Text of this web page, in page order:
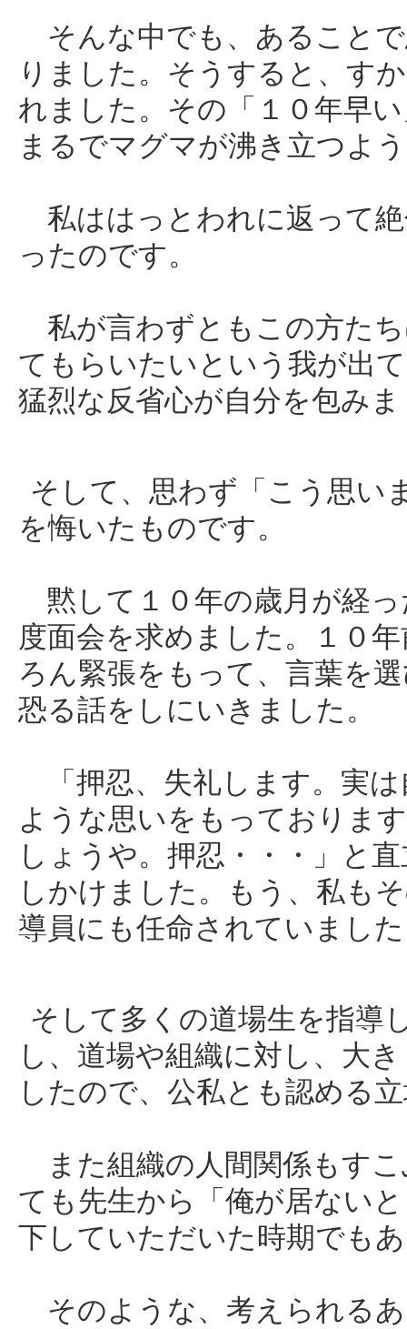
そんな中でも、あること
りました。そうすると、す
れました。その「１０年早
まるでマグマが沸き立つよ
私ははっとわれに返って
ったのです。
私が言わずともこの方た
てもらいたいという我が出
猛烈な反省心が自分を包み
そして、思わず「こう思い
を悔いたものです。
黙して１０年の歳月が経
度面会を求めました。１０
ろん緊張をもって、言葉を
恐る話をしにいきました。
「押忍、失礼します。実
ような思いをもっておりま
しょうや。押忍・・・」と
しかけました。もう、私も
導員にも任命されていまし
そして多くの道場生を指導
し、道場や組織に対し、大
したので、公私とも認める
また組織の人間関係もす
ても先生から「俺が居ない
下していただいた時期でも
そのような、考えられる